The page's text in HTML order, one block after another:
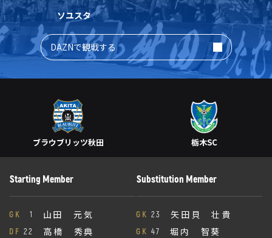
ソユスタ
DAZNで観戦する
ブラウブリッツ秋田 栃木SC
Starting Member
GK 1 山田 元気
DF 22 高橋 秀典
Substitution Member
GK 23 矢田貝 壮貴
GK 47 堀内 智葵